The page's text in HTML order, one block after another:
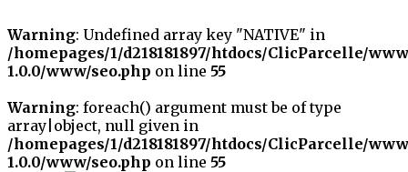
Warning: Undefined array key "NATIVE" in
/homepages/1/d218181897/htdocs/ClicParcelle/
1.0.0/www/seo.php on line 55
Warning: foreach() argument must be of type
array|object, null given in
/homepages/1/d218181897/htdocs/ClicParcelle/
1.0.0/www/seo.php on line 55